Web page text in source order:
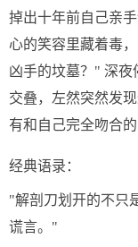
掉出十年前自己亲
心的笑容里藏着毒
凶手的坟墓？" 深夜
交叠，左然突然发
有和自己完全吻合的
经典语录：
"解剖刀划开的不只
谎言。"